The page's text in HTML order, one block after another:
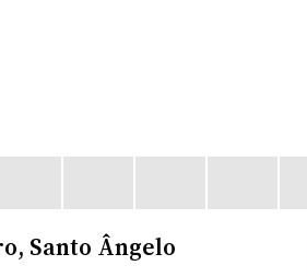
Santo Ângelo